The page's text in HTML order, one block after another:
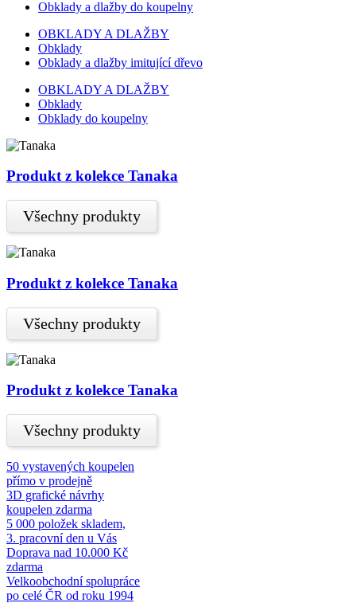
Obklady a dlažby do koupelny
OBKLADY A DLAŽBY
Obklady
Obklady a dlažby imitující dřevo
OBKLADY A DLAŽBY
Obklady
Obklady do koupelny
Produkt z kolekce Tanaka
Všechny produkty
Produkt z kolekce Tanaka
Všechny produkty
Produkt z kolekce Tanaka
Všechny produkty
50 vystavených koupelen
přímo v prodejně
3D grafické návrhy
koupelen zdarma
5 000 položek skladem,
3. pracovní den u Vás
Doprava nad 10.000 Kč
zdarma
Velkoobchodní spolupráce
po celé ČR od roku 1994